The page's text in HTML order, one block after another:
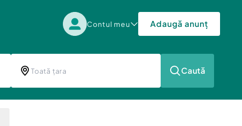
Contul meu Adaugă anunț
Caută